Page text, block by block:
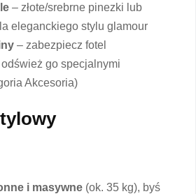
– złote/srebrne pinezki lub
eleganckiego stylu glamour
– zabezpiecz fotel
odśwież go specjalnymi
Akcesoria)
i masywne (ok. 35 kg), byś